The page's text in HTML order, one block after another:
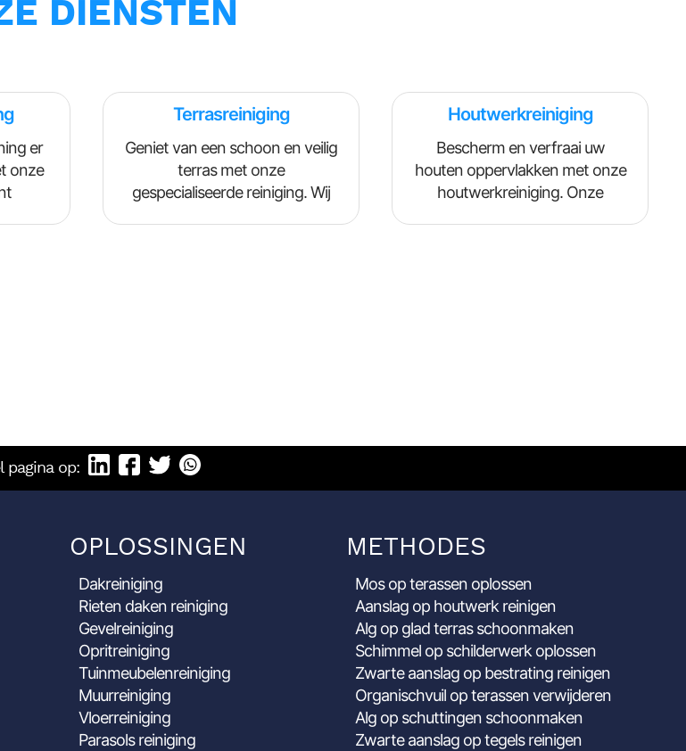
DIENSTEN
er
onze
Terrasreiniging
Geniet van een schoon en veilig
terras met onze
gespecialiseerde reiniging. Wij
Houtwerkreiniging
Bescherm en verfraai uw
houten oppervlakken met onze
houtwerkreiniging. Onze
pagina op:
OPLOSSINGEN
Dakreiniging
Rieten daken reiniging
Gevelreiniging
Opritreiniging
Tuinmeubelenreiniging
Muurreiniging
Vloerreiniging
Parasols reiniging
METHODES
Mos op terassen oplossen
Aanslag op houtwerk reinigen
Alg op glad terras schoonmaken
Schimmel op schilderwerk oplossen
Zwarte aanslag op bestrating reinigen
Organischvuil op terassen verwijderen
Alg op schuttingen schoonmaken
Zwarte aanslag op tegels reinigen